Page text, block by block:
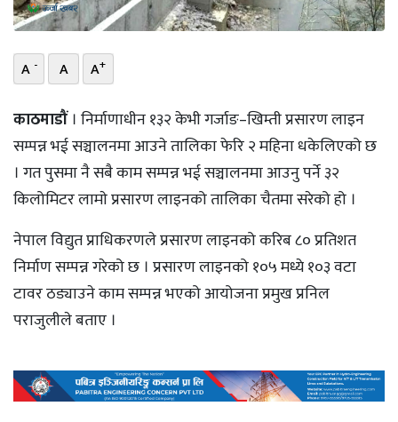
खोज
प्रोफाइल
विशेष
A - A A+
काठमाडौं। निर्माणाधीन १३२ केभी गर्जाङ–खिम्ती प्रसारण लाइन
सम्पन्न भई सञ्चालनमा आउने तालिका फेरि २ महिना धकेलिएको छ
। गत पुसमा नै सबै काम सम्पन्न भई सञ्चालनमा आउनु पर्ने ३२
किलोमिटर लामाे प्रसारण लाइनको तालिका चैतमा सरेको हो ।
नेपाल विद्युत प्राधिकरणले प्रसारण लाइनको करिब ८० प्रतिशत
निर्माण सम्पन्न गरेको छ । प्रसारण लाइनको १०५ मध्ये १०३ वटा
टावर ठड्याउने काम सम्पन्न भएको आयोजना प्रमुख प्रनिल
पराजुलीले बताए ।